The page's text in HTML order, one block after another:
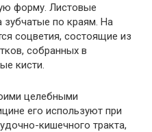
форму. Листовые
зубчатые по краям. На
соцветия, состоящие из
собранных в
кисти.
целебными
его используют при
кишечного тракта,